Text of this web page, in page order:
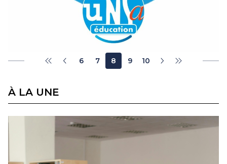
du Syndicat de l’Éducation Populaire (SEP UNSA
Éducation), organise une série de…
6 7 8 9 10
À LA UNE